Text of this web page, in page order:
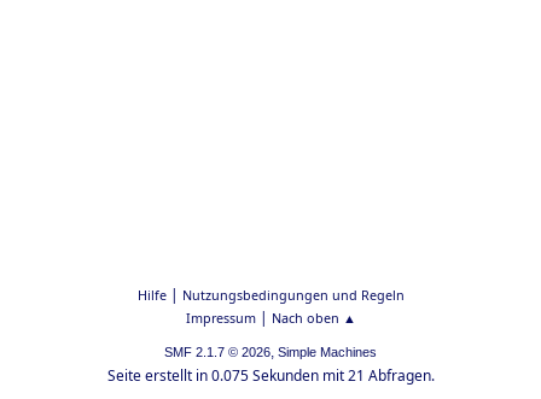
Hilfe| Nutzungsbedingungen und Regeln
Impressum| Nach oben ▲
SMF 2.1.7 © 2026, Simple Machines
Seite erstellt in 0.075 Sekunden mit 21 Abfragen.